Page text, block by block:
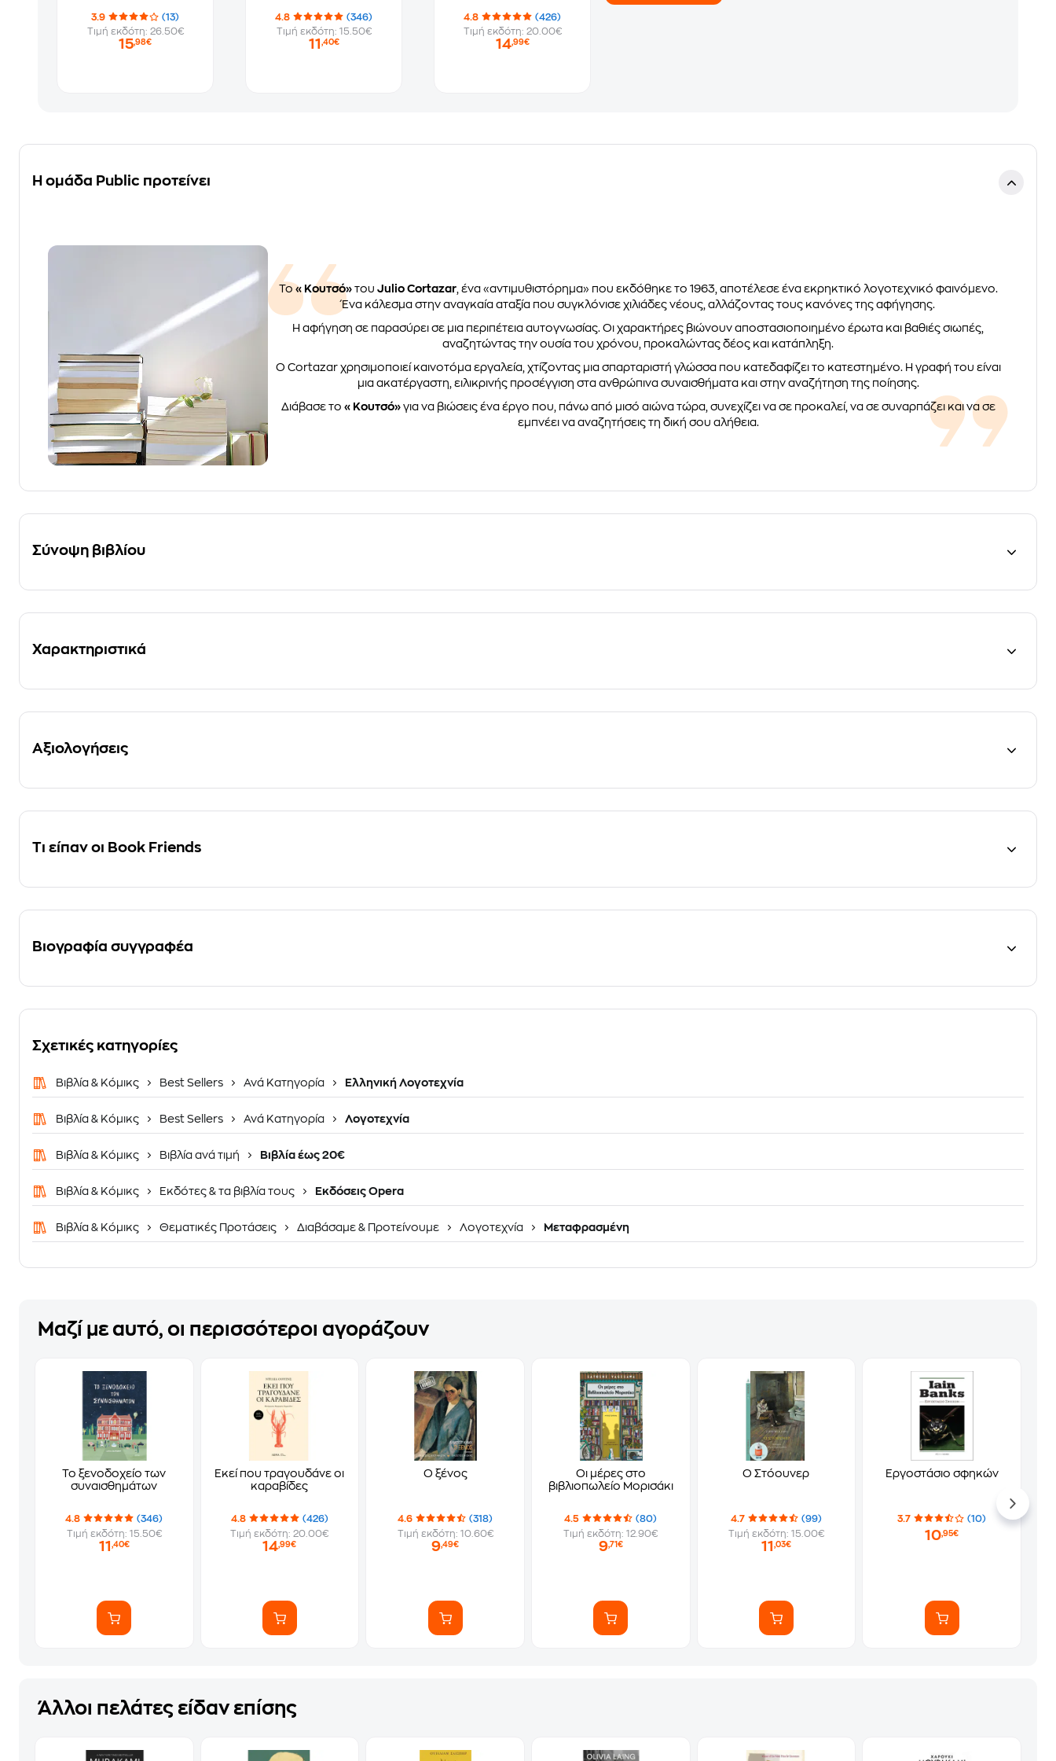
3.9
(13)
Τιμή εκδότη: 26.50€
15,98€
4.8
(346)
Τιμή εκδότη: 15.50€
11 ,40€
4.8
(426)
Τιμή εκδότη: 20.00€
14,99€
Η ομάδα Public προτείνει
Το «Κουτσό»του Julio Cortazar, ένα «αντιμυθιστόρημα» που εκδόθηκε το 1963, αποτέλεσε ένα εκρηκτικό λογοτεχνικό φαινόμενο.
Ένα κάλεσμα στην αναγκαία αταξία που συγκλόνισε χιλιάδες νέους, αλλάζοντας τους κανόνες της αφήγησης.
Η αφήγηση σε παρασύρει σε μια περιπέτεια αυτογνωσίας. Οι χαρακτήρες βιώνουν αποστασιοποιημένο έρωτα και βαθιές σιωπές,
αναζητώντας την ουσία του χρόνου, προκαλώντας δέος και κατάπληξη.
Ο Cortazar χρησιμοποιεί καινοτόμα εργαλεία, χτίζοντας μια σπαρταριστή γλώσσα που κατεδαφίζει το κατεστημένο. Η γραφή του είναι
μια ακατέργαστη, ειλικρινής προσέγγιση στα ανθρώπινα συναισθήματα και στην αναζήτηση της ποίησης.
Διάβασε το «Κουτσό»για να βιώσεις ένα έργο που, πάνω από μισό αιώνα τώρα, συνεχίζει να σε προκαλεί, να σε συναρπάζει και να σε
εμπνέει να αναζητήσεις τη δική σου αλήθεια.
Σύνοψη βιβλίου
Χαρακτηριστικά
Αξιολογήσεις
Τι είπαν οι Book Friends
Βιογραφία συγγραφέα
Σχετικές κατηγορίες
Βιβλία & Κόμικς Best Sellers Ανά Κατηγορία Ελληνική Λογοτεχνία
Βιβλία & Κόμικς Best Sellers Ανά Κατηγορία Λογοτεχνία
Βιβλία & Κόμικς Βιβλία ανά τιμή Βιβλία έως 20€
Βιβλία & Κόμικς Εκδότες & τα βιβλία τους Εκδόσεις Opera
Βιβλία & Κόμικς Θεματικές Προτάσεις Διαβάσαμε & Προτείνουμε Λογοτεχνία Μεταφρασμένη
Μαζί με αυτό, οι περισσότεροι αγοράζουν
Το ξενοδοχείο των
συναισθημάτων
4.8
(346)
Τιμή εκδότη: 15.50€
11 ,40€
Εκεί που τραγουδάνε οι
καραβίδες
4.8
(426)
Τιμή εκδότη: 20.00€
14,99€
Ο ξένος
4.6
(318)
Τιμή εκδότη: 10.60€
9,49€
Οι μέρες στο
βιβλιοπωλείο Μορισάκι
4.5
(80)
Τιμή εκδότη: 12.90€
9,71€
Ο Στόουνερ
4.7
(99)
Τιμή εκδότη: 15.00€
11 ,03€
Εργοστάσιο σφηκών
3.7 (10)
10,95€
Άλλοι πελάτες είδαν επίσης